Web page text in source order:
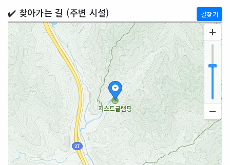
✔️ 찾아가는 길 (주변 시설) 길찾기